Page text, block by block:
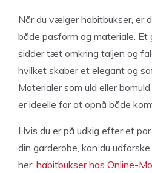
Når du vælger habitbukser, er
både pasform og materiale.
sidder tæt omkring taljen og
hvilket skaber et elegant og
Materialer som uld eller
er ideelle for at opnå både
Hvis du er på udkig efter et
din garderobe, kan du
her: habitbukser hos Online-